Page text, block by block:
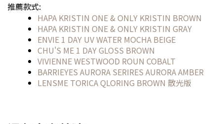
推薦款式:
HAPA KRISTIN ONE & ONLY KRISTIN BROWN
HAPA KRISTIN ONE & ONLY KRISTIN GRAY
ENVIE 1 DAY UV WATER MOCHA BEIGE
CHU'S ME 1 DAY GLOSS BROWN
VIVIENNE WESTWOOD ROUN COBALT
BARRIEYES AURORA SERIRES AURORA AMBER
LENSME TORICA QLORING BROWN 散光版